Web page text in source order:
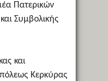
Πατερικών
Συμβολικής
και
Κερκύρας